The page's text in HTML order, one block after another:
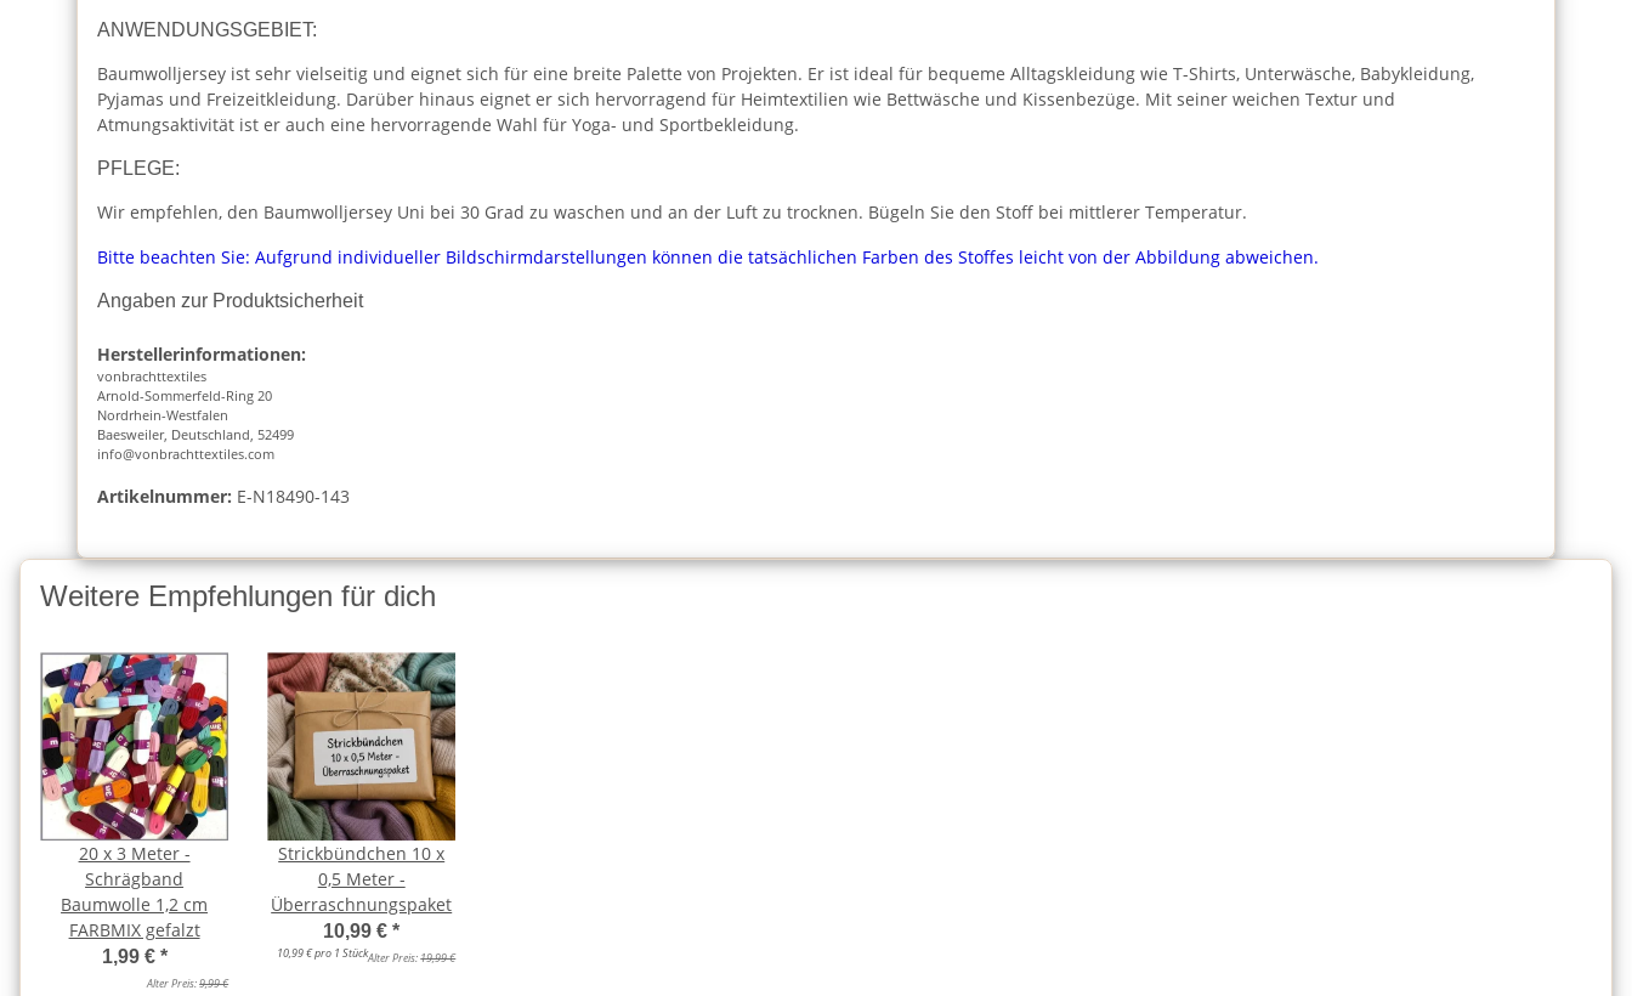
ANWENDUNGSGEBIET:
Baumwolljersey ist sehr vielseitig und eignet sich für eine breite Palette von Projekten. Er ist ideal für bequeme Alltagskleidung wie T-Shirts, Unterwäsche, Babykleidung,
Pyjamas und Freizeitkleidung. Darüber hinaus eignet er sich hervorragend für Heimtextilien wie Bettwäsche und Kissenbezüge. Mit seiner weichen Textur und
Atmungsaktivität ist er auch eine hervorragende Wahl für Yoga- und Sportbekleidung.
PFLEGE:
Wir empfehlen, den Baumwolljersey Uni bei 30 Grad zu waschen und an der Luft zu trocknen. Bügeln Sie den Stoff bei mittlerer Temperatur.
Bitte beachten Sie: Aufgrund individueller Bildschirmdarstellungen können die tatsächlichen Farben des Stoffes leicht von der Abbildung abweichen.
Angaben zur Produktsicherheit
Herstellerinformationen:
vonbrachttextiles
Arnold-Sommerfeld-Ring 20
Nordrhein-Westfalen
Baesweiler, Deutschland, 52499
info@vonbrachttextiles.com
Artikelnummer: E-N18490-143
Weitere Empfehlungen für dich
20 x 3 Meter -
Schrägband
Baumwolle 1,2 cm
FARBMIX gefalzt
1,99 € *
Alter Preis:9,99 €
Strickbündchen 10 x
0,5 Meter -
Überraschnungspaket
10,99 €*
10,99 € pro 1 StückAlter Preis:19,99 €